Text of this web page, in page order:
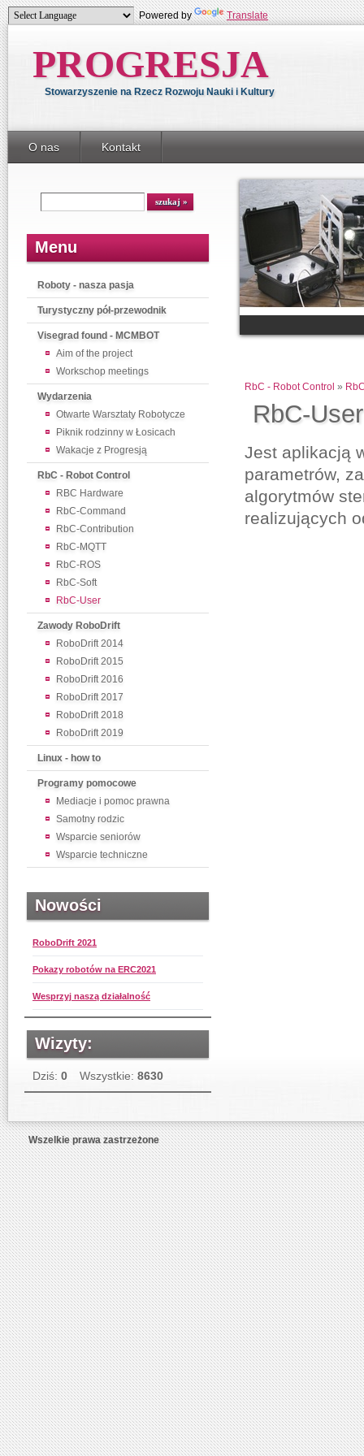
Powered by Translate
PROGRESJA
Stowarzyszenie na Rzecz Rozwoju Nauki i Kultury
O nas Kontakt
Menu
Roboty - nasza pasja
Turystyczny pół-przewodnik
Visegrad found - MCMBOT
Aim of the project
Workschop meetings
Wydarzenia
Otwarte Warsztaty Robotycze
Piknik rodzinny w Łosicach
Wakacje z Progresją
RbC - Robot Control
RBC Hardware
RbC-Command
RbC-Contribution
RbC-MQTT
RbC-ROS
RbC-Soft
RbC-User
Zawody RoboDrift
RoboDrift 2014
RoboDrift 2015
RoboDrift 2016
RoboDrift 2017
RoboDrift 2018
RoboDrift 2019
Linux - how to
Programy pomocowe
Mediacje i pomoc prawna
Samotny rodzic
Wsparcie seniorów
Wsparcie techniczne
Nowości
RoboDrift 2021
Pokazy robotów na ERC2021
Wesprzyj naszą działalność
Wizyty:
Dziś: 0 Wszystkie: 8630
RbC-User
RbC - Robot Control »
Jest aplikacją
parametrów,
algorytmów
realizujących
Wszelkie prawa zastrzeżone